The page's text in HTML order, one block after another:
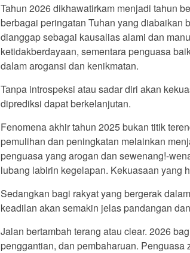
Tahun 2026 dikhawatirkam menjadi tahun
berbagai peringatan Tuhan yang diabaikan
dianggap sebagai kausalias alami dan
ketidakberdayaan, sementara penguasa
dalam arogansi dan kenikmatan.
Tanpa introspeksi atau sadar diri akan
diprediksi dapat berkelanjutan.
Fenomena akhir tahun 2025 bukan titik
pemulihan dan peningkatan melainkan
penguasa yang arogan dan sewenang!-
lubang labirin kegelapan. Kekuasaan yang
Sedangkan bagi rakyat yang bergerak
keadilan akan semakin jelas pandangan
Jalan bertambah terang atau clear. 2026
penggantian, dan pembaharuan.